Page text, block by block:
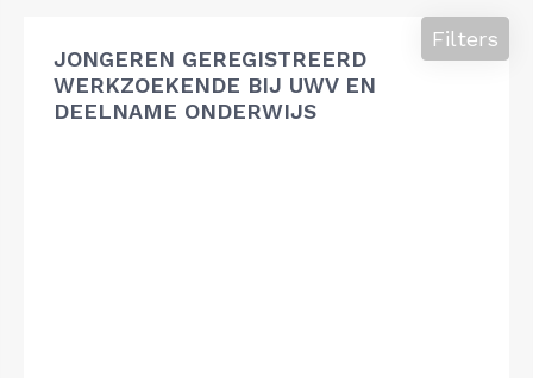
JONGEREN GEREGISTREERD
WERKZOEKENDE BIJ UWV EN
DEELNAME ONDERWIJS
Filters